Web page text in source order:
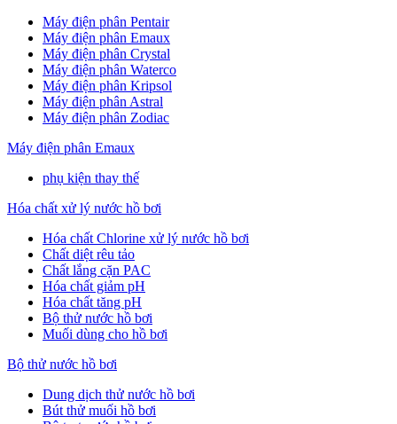
Máy điện phân Pentair
Máy điện phân Emaux
Máy điện phân Crystal
Máy điện phân Waterco
Máy điện phân Kripsol
Máy điện phân Astral
Máy điện phân Zodiac
Máy điện phân Emaux
phụ kiện thay thế
Hóa chất xử lý nước hồ bơi
Hóa chất Chlorine xử lý nước hồ bơi
Chất diệt rêu tảo
Chất lắng cặn PAC
Hóa chất giảm pH
Hóa chất tăng pH
Bộ thử nước hồ bơi
Muối dùng cho hồ bơi
Bộ thử nước hồ bơi
Dung dịch thử nước hồ bơi
Bút thử muối hồ bơi